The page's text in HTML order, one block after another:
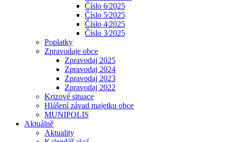
Číslo 6⁄2025
Číslo 5⁄2025
Číslo 4⁄2025
Číslo 3⁄2025
Poplatky
Zpravodaje obce
Zpravodaj 2025
Zpravodaj 2024
Zpravodaj 2023
Zpravodaj 2022
Krizové situace
Hlášení závad majetku obce
MUNIPOLIS
Aktuálně
Aktuality